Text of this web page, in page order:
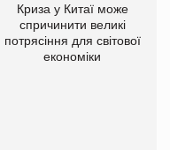
Криза у Китаї може
спричинити великі
потрясіння для світової
економіки